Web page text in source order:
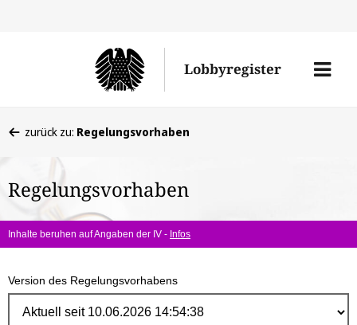
Lobbyregister
Menü
befinden
hier:
zurück zu: Regelungsvorhaben
Regelungsvorhaben
Inhalte beruhen auf Angaben der IV - Infos
Version des Regelungsvorhabens